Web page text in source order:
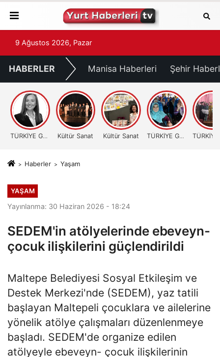
9 Ağustos 2026, Pazar
HABERLER Manisa Haberleri Şehir
TÜRKİYE GÜNDEMİ Kültür Sanat Kültür Sanat TÜRKİYE GÜNDEMİ
Haberler Yaşam
YAŞAM
Yayınlanma: 30 Haziran 2026 - 18:24
SEDEM'in atölyelerinde ebeveyn-
çocuk ilişkilerini güçlendirildi
Maltepe Belediyesi Sosyal Etkileşim ve
Destek Merkezi'nde (SEDEM), yaz tatili
başlayan Maltepeli çocuklara ve ailelerine
yönelik atölye çalışmaları düzenlenmeye
başladı. SEDEM'de organize edilen
atölyeyle ebeveyn- çocuk ilişkilerinin